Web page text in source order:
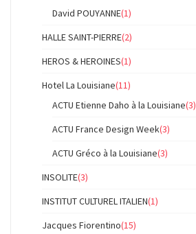
David POUYANNE(1)
HALLE SAINT-PIERRE(2)
HEROS & HEROINES(1)
Hotel La Louisiane(11)
ACTU Etienne Daho à la Louisiane(3)
ACTU France Design Week(3)
ACTU Gréco à la Louisiane(3)
INSOLITE(3)
INSTITUT CULTUREL ITALIEN(1)
Jacques Fiorentino(15)